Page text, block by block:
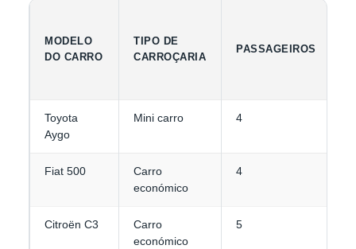
MODELO
DO CARRO
TIPO DE
CARROÇARIA
PASSAGEIROS
Toyota
Aygo
Mini carro 4
Fiat 500
Carro
económico
4
Citroën C3
Carro
económico
5